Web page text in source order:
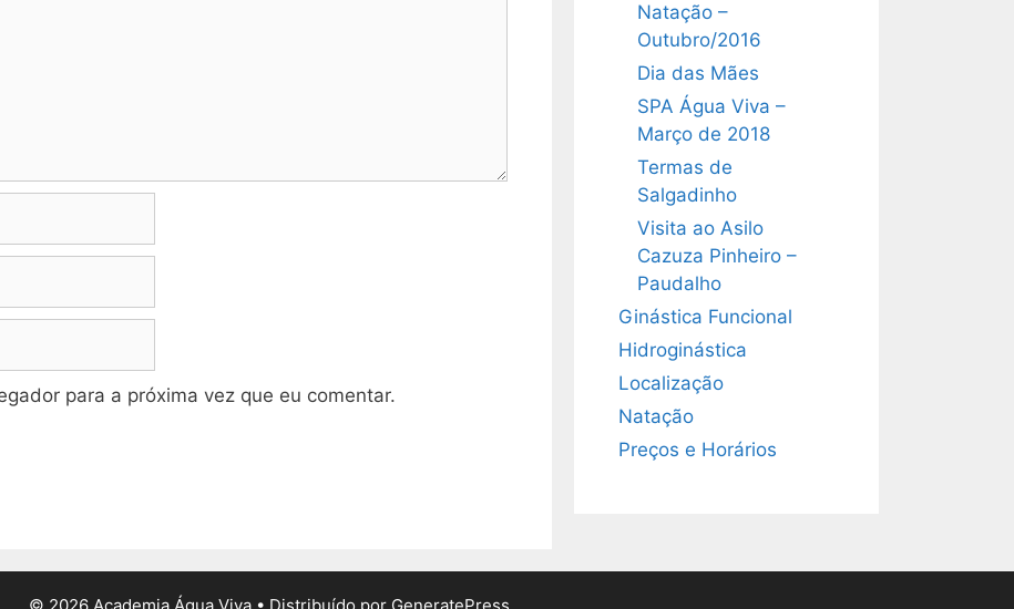
para a próxima vez que eu comentar.
Natação –
Outubro/2016
Dia das Mães
SPA Água Viva –
Março de 2018
Termas de
Salgadinho
Visita ao Asilo
Cazuza Pinheiro –
Paudalho
Ginástica Funcional
Hidroginástica
Localização
Natação
Preços e Horários
© 2026 Academia Água Viva • Distribuído por GeneratePress